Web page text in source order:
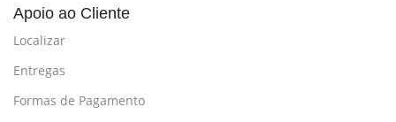
Apoio ao Cliente
Localizar
Entregas
Formas de Pagamento